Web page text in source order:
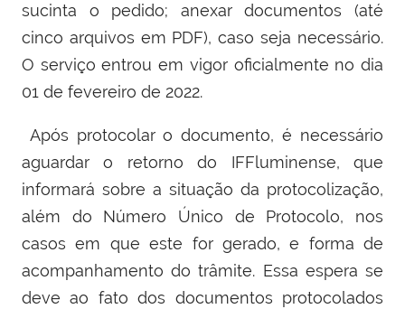
sucinta o pedido; anexar documentos (até
cinco arquivos em PDF), caso seja necessário.
O serviço entrou em vigor oficialmente no dia
01 de fevereiro de 2022.
Após protocolar o documento, é necessário
aguardar o retorno do IFFluminense, que
informará sobre a situação da protocolização,
além do Número Único de Protocolo, nos
casos em que este for gerado, e forma de
acompanhamento do trâmite. Essa espera se
deve ao fato dos documentos protocolados